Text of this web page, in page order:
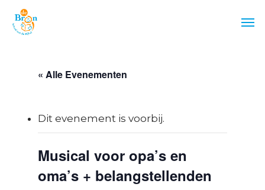
main
« Alle Evenementen
Dit evenement is voorbij.
Musical voor opa’s en
oma’s + belangstellenden